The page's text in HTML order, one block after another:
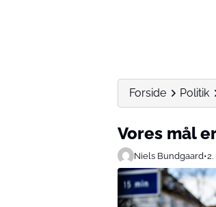
Forside Politik
Vores mål
Niels Bundgaard•2.